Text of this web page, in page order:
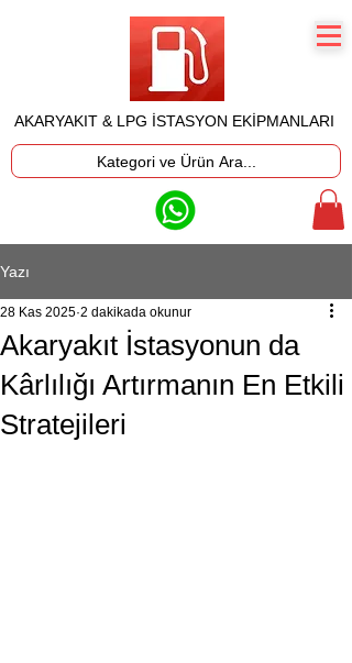
AKARYAKIT & LPG İSTASYON EKİPMANLARI
Kategori ve Ürün Ara...
Yazı
Akaryakıt İstasyonun da
Kârlılığı Artırmanın En Etkili
Stratejileri
28 Kas 2025 2 dakikada okunur